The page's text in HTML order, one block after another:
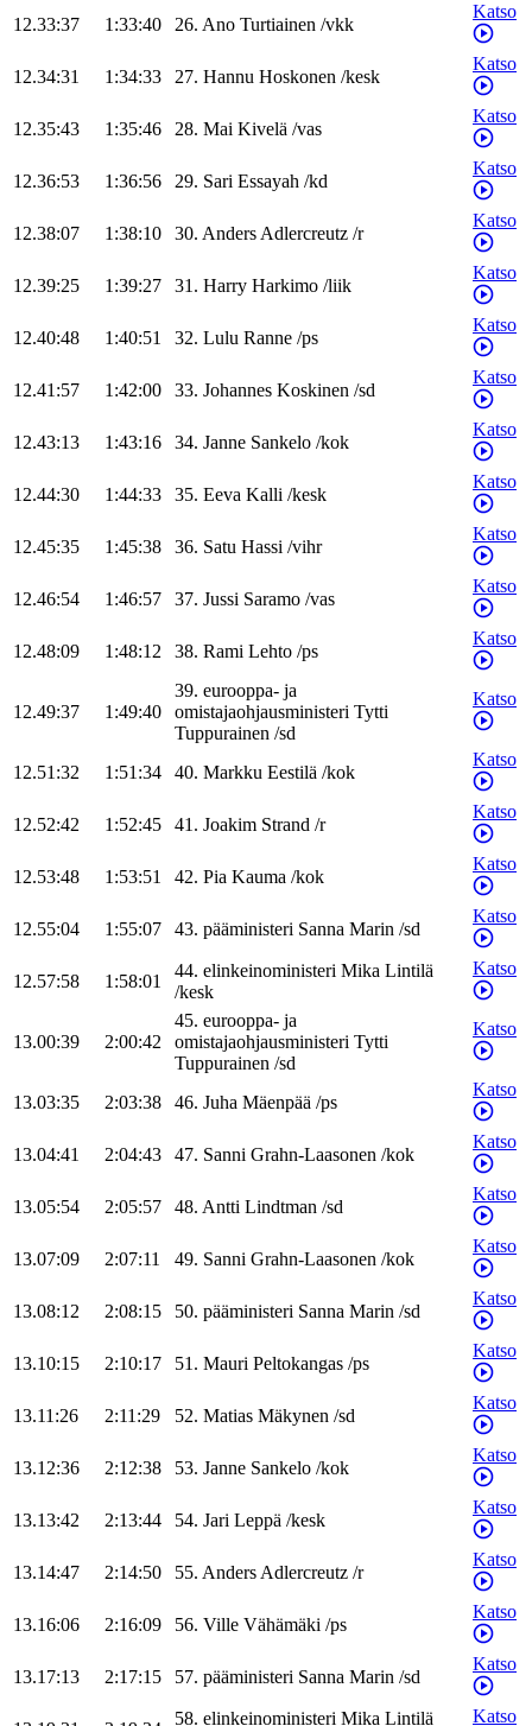
12.33:37 1:33:40 26. Ano Turtiainen /vkk
Katso
12.34:31 1:34:33 27. Hannu Hoskonen /kesk
Katso
12.35:43 1:35:46 28. Mai Kivelä /vas
Katso
12.36:53 1:36:56 29. Sari Essayah /kd
Katso
12.38:07 1:38:10 30. AndersAdlercreutz /r
Katso
12.39:25 1:39:27 31. Harry Harkimo /liik
Katso
12.40:48 1:40:51 32. Lulu Ranne /ps
Katso
12.41:57 1:42:00 33. Johannes Koskinen /sd
Katso
12.43:13 1:43:16 34. Janne Sankelo /kok
Katso
12.44:30 1:44:33 35. Eeva Kalli /kesk
Katso
12.45:35 1:45:38 36. Satu Hassi /vihr
Katso
12.46:54 1:46:57 37. Jussi Saramo /vas
Katso
12.48:09 1:48:12 38. Rami Lehto /ps
Katso
12.49:37 1:49:40
39. eurooppa- ja
omistajaohjausministeri Tytti
Tuppurainen /sd
Katso
12.51:32 1:51:34 40. Markku Eestilä /kok
Katso
12.52:42 1:52:45 41. Joakim Strand /r
Katso
12.53:48 1:53:51 42. Pia Kauma /kok
Katso
12.55:04 1:55:07 43. pääministeri Sanna Marin /sd
Katso
12.57:58 1:58:01
44. elinkeinoministeri Mika Lintilä
/kesk
Katso
13.00:39 2:00:42
45. eurooppa- ja
omistajaohjausministeri Tytti
Tuppurainen /sd
Katso
13.03:35 2:03:38 46. Juha Mäenpää /ps
Katso
13.04:41 2:04:43 47. Sanni Grahn-Laasonen /kok
Katso
13.05:54 2:05:57 48. Antti Lindtman /sd
Katso
13.07:09 2:07:11 49. Sanni Grahn-Laasonen /kok
Katso
13.08:12 2:08:15 50. pääministeri Sanna Marin /sd
Katso
13.10:15 2:10:17 51. Mauri Peltokangas /ps
Katso
13.11:26 2:11:29 52. Matias Mäkynen /sd
Katso
13.12:36 2:12:38 53. Janne Sankelo /kok
Katso
13.13:42 2:13:44 54. Jari Leppä /kesk
Katso
13.14:47 2:14:50 55. AndersAdlercreutz /r
Katso
13.16:06 2:16:09 56. Ville Vähämäki /ps
Katso
13.17:13 2:17:15 57. pääministeri Sanna Marin /sd
Katso
58. elinkeinoministeri Mika Lintilä Katso